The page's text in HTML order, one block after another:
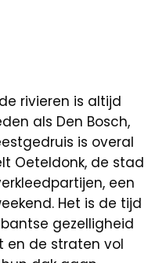
rivieren is altijd
als Den Bosch,
is overal
Oeteldonk, de stad
een
Het is de tijd
gezelligheid
en de straten vol